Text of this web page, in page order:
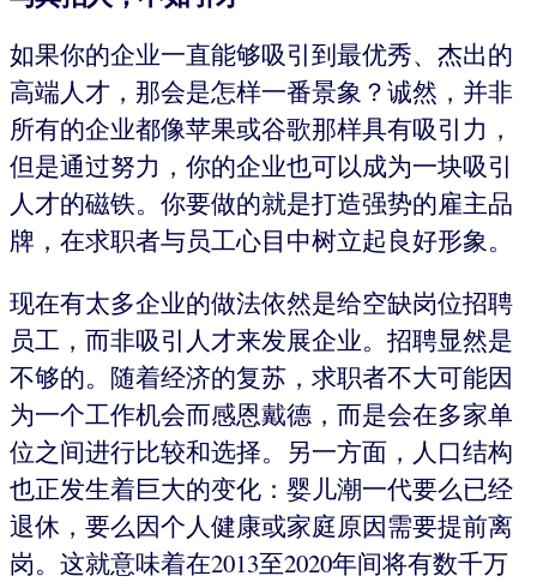
如果你的企业一直能够吸引到最优秀、杰出的
高端人才，那会是怎样一番景象？诚然，并非
所有的企业都像苹果或谷歌那样具有吸引力，
但是通过努力，你的企业也可以成为一块吸引
人才的磁铁。你要做的就是打造强势的雇主品
牌，在求职者与员工心目中树立起良好形象。
现在有太多企业的做法依然是给空缺岗位招聘
员工，而非吸引人才来发展企业。招聘显然是
不够的。随着经济的复苏，求职者不大可能因
为一个工作机会而感恩戴德，而是会在多家单
位之间进行比较和选择。另一方面，人口结构
也正发生着巨大的变化：婴儿潮一代要么已经
退休，要么因个人健康或家庭原因需要提前离
岗。这就意味着在2013至2020年间将有数千万